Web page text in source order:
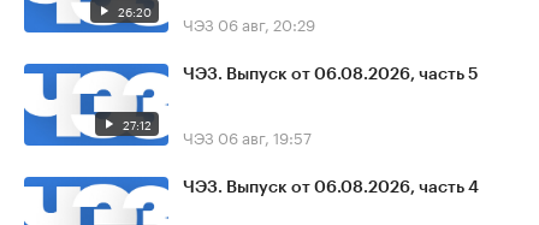
26:20 ЧЭЗ 06 авг, 20:29
27:12
ЧЭЗ. Выпуск от 06.08.2026, часть 5
ЧЭЗ 06 авг, 19:57
ЧЭЗ. Выпуск от 06.08.2026, часть 4